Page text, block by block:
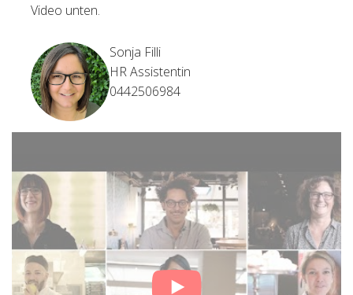
Video unten.
Sonja Filli
HR Assistentin
0442506984